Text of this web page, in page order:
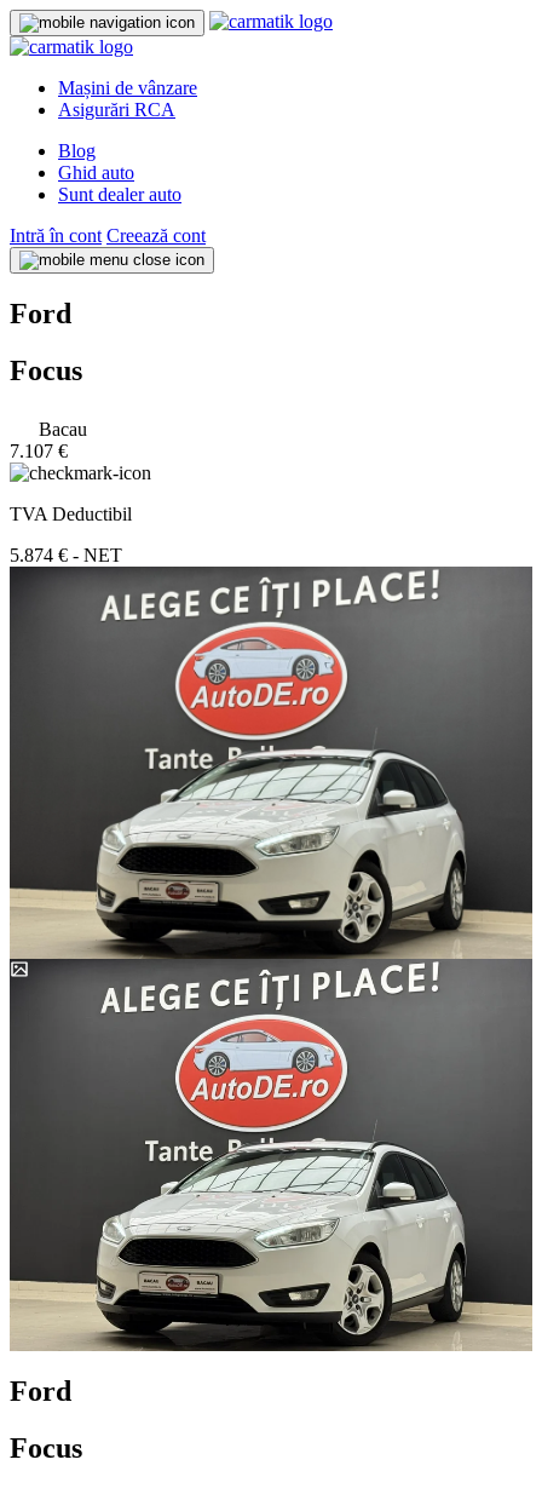
Mașini de vânzare
Asigurări RCA
Blog
Ghid auto
Sunt dealer auto
Intră în cont Creează cont
Ford
Focus
Bacau
7.107 €
TVA Deductibil
5.874 € - NET
Ford
Focus